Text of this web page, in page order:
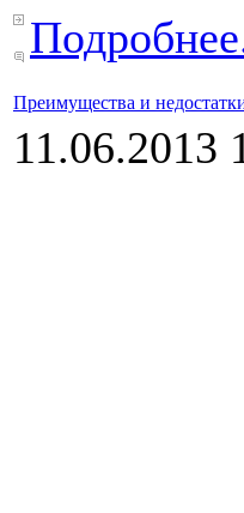
Преимущества и
11.06.2013